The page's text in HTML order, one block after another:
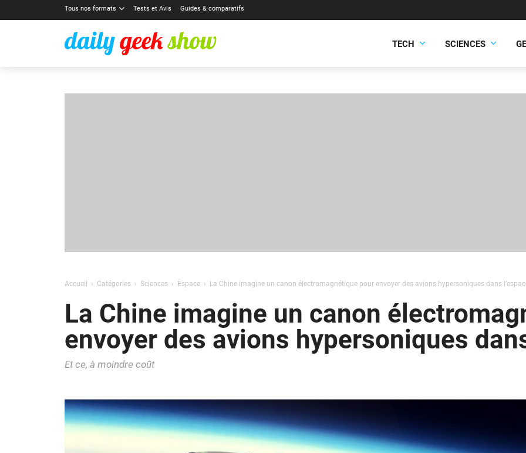
Tous nos formats Tests et Avis Guides & comparatifs
TECH SCIENCES
Accueil Catégories Sciences Espace La Chine imagine un canon électromagnétique pour envoyer des avions hypersoniques dans
La Chine imagine un canon
envoyer des avions hypersoniques
Et ce, à moindre coût